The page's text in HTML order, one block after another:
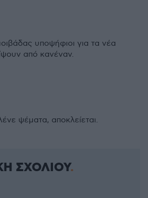
υποψήφιοι για τα νέα
από κανέναν.
ψέματα, αποκλείεται.
ΣΧΟΛΙΟΥ